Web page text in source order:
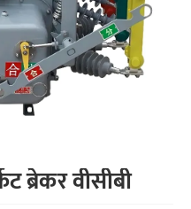
ब्रेकर वीसीबी